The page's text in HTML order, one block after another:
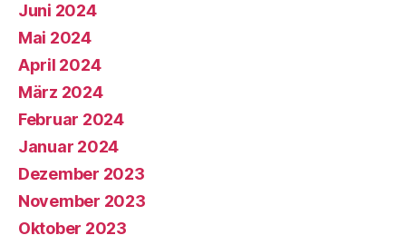
Juni 2024
Mai 2024
April 2024
März 2024
Februar 2024
Januar 2024
Dezember 2023
November 2023
Oktober 2023